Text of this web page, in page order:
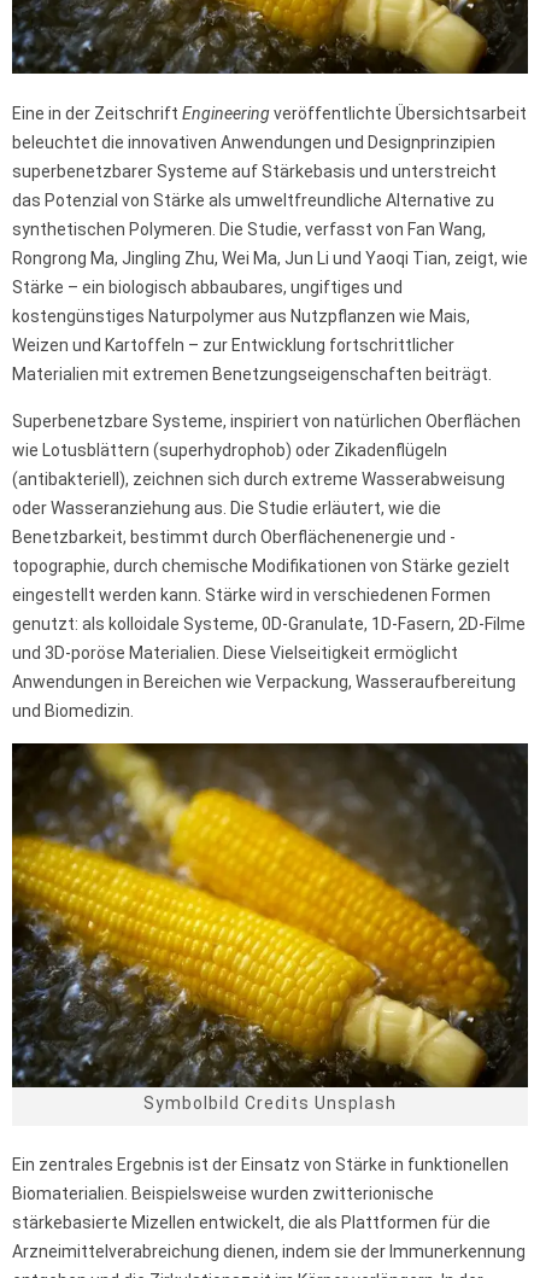
Eine in der Zeitschrift Engineeringveröffentlichte Übersichtsarbeit
beleuchtet die innovativen Anwendungen und Designprinzipien
superbenetzbarer Systeme auf Stärkebasis und unterstreicht
das Potenzial von Stärke als umweltfreundliche Alternative zu
synthetischen Polymeren. Die Studie, verfasst von Fan Wang,
Rongrong Ma, Jingling Zhu, Wei Ma, Jun Li und Yaoqi Tian, zeigt, wie
Stärke – ein biologisch abbaubares, ungiftiges und
kostengünstiges Naturpolymer aus Nutzpflanzen wie Mais,
Weizen und Kartoffeln – zur Entwicklung fortschrittlicher
Materialien mit extremen Benetzungseigenschaften beiträgt.
Superbenetzbare Systeme, inspiriert von natürlichen Oberflächen
wie Lotusblättern (superhydrophob) oder Zikadenflügeln
(antibakteriell), zeichnen sich durch extreme Wasserabweisung
oder Wasseranziehung aus. Die Studie erläutert, wie die
Benetzbarkeit, bestimmt durch Oberflächenenergie und -
topographie, durch chemische Modifikationen von Stärke gezielt
eingestellt werden kann. Stärke wird in verschiedenen Formen
genutzt: als kolloidale Systeme, 0D-Granulate, 1D-Fasern, 2D-Filme
und 3D-poröse Materialien. Diese Vielseitigkeit ermöglicht
Anwendungen in Bereichen wie Verpackung, Wasseraufbereitung
und Biomedizin.
Symbolbild Credits Unsplash
Ein zentrales Ergebnis ist der Einsatz von Stärke in funktionellen
Biomaterialien. Beispielsweise wurden zwitterionische
stärkebasierte Mizellen entwickelt, die als Plattformen für die
Arzneimittelverabreichung dienen, indem sie der Immunerkennung